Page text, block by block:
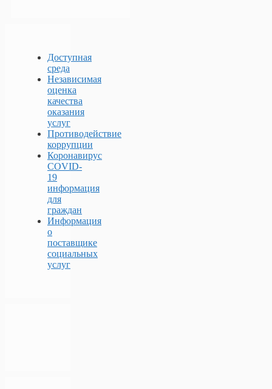
Доступная
среда
Независимая
оценка
качества
оказания
услуг
Противодействие
коррупции
Коронавирус
COVID-
19
информация
для
граждан
Информация
о
поставщике
социальных
услуг